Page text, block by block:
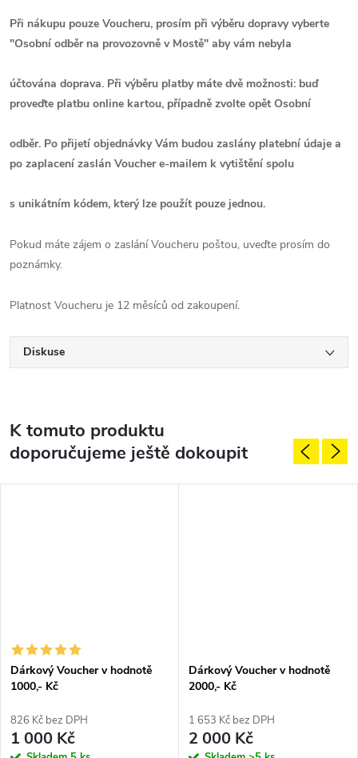
Při nákupu pouze Voucheru, prosím při výběru dopravy vyberte
"Osobní odběr na provozovně v Mostě" aby vám nebyla
účtována doprava. Při výběru platby máte dvě možnosti: buď
proveďte platbu online kartou, případně zvolte opět Osobní
odběr. Po přijetí objednávky Vám budou zaslány platební údaje a
po zaplacení zaslán Voucher e-mailem k vytištění spolu
s unikátním kódem, který lze použít pouze jednou.
Pokud máte zájem o zaslání Voucheru poštou, uveďte prosím do
poznámky.
Platnost Voucheru je 12 měsíců od zakoupení.
Diskuse
K tomuto produktu
doporučujeme ještě dokoupit
Dárkový Voucher v hodnotě
1000,- Kč
826 Kč bez DPH
1 000 Kč
Dárkový Voucher v hodnotě
2000,- Kč
1 653 Kč bez DPH
2 000 Kč